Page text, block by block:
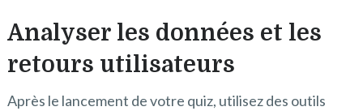
Analyser les données et les
retours utilisateurs
Après le lancement de votre quiz, utilisez des outils